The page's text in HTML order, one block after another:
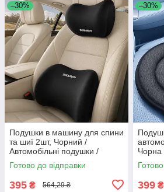
–30%
Подушки в машину для спини
та шиї 2шт, Чорний /
Автомобільні подушки /
Ортопедичні подушки в авто
Готово до відправки
395 ₴ 564,29 ₴
–30%
Чорна
399 ₴